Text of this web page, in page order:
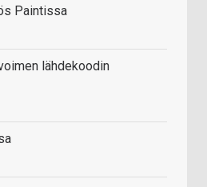
Paintissa
lähdekoodin